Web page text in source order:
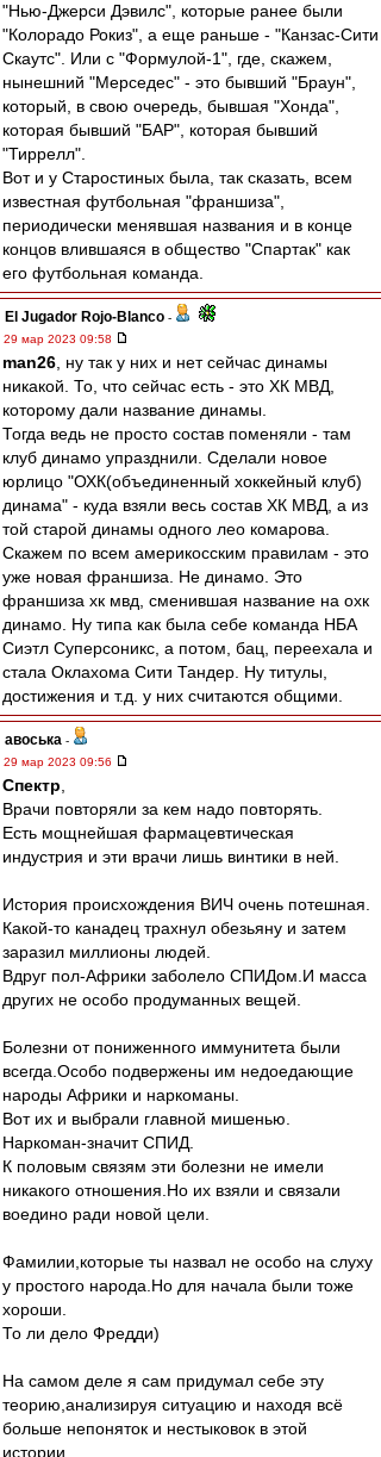
"Нью-Джерси Дэвилс", которые ранее были
"Колорадо Рокиз", а еще раньше - "Канзас-Сити
Скаутс". Или с "Формулой-1", где, скажем,
нынешний "Мерседес" - это бывший "Браун",
который, в свою очередь, бывшая "Хонда",
которая бывший "БАР", которая бывший
"Тиррелл".
Вот и у Старостиных была, так сказать, всем
известная футбольная "франшиза",
периодически менявшая названия и в конце
концов влившаяся в общество "Спартак" как
его футбольная команда.
El Jugador Rojo-Blanco -
29 мар 2023 09:58
man26 , ну так у них и нет сейчас динамы
никакой. То, что сейчас есть - это ХК МВД,
которому дали название динамы.
Тогда ведь не просто состав поменяли - там
клуб динамо упразднили. Сделали новое
юрлицо "ОХК(объединенный хоккейный клуб)
динама" - куда взяли весь состав ХК МВД, а из
той старой динамы одного лео комарова.
Скажем по всем америкосским правилам - это
уже новая франшиза. Не динамо. Это
франшиза хк мвд, сменившая название на охк
динамо. Ну типа как была себе команда НБА
Сиэтл Суперсоникс, а потом, бац, переехала и
стала Оклахома Сити Тандер. Ну титулы,
достижения и т.д. у них считаются общими.
авоська -
29 мар 2023 09:56
Спектр
Врачи повторяли за кем надо повторять.
Есть мощнейшая фармацевтическая
индустрия и эти врачи лишь винтики в ней.
История происхождения ВИЧ очень потешная.
Какой-то канадец трахнул обезьяну и затем
заразил миллионы людей.
Вдруг пол-Африки заболело СПИДом.И масса
других не особо продуманных вещей.
Болезни от пониженного иммунитета были
всегда.Особо подвержены им недоедающие
народы Африки и наркоманы.
Вот их и выбрали главной мишенью.
Наркоман-значит СПИД.
К половым связям эти болезни не имели
никакого отношения.Но их взяли и связали
воедино ради новой цели.
Фамилии,которые ты назвал не особо на слуху
у простого народа.Но для начала были тоже
хороши.
То ли дело Фредди)
На самом деле я сам придумал себе эту
теорию,анализируя ситуацию и находя всё
больше непоняток и нестыковок в этой
истории.